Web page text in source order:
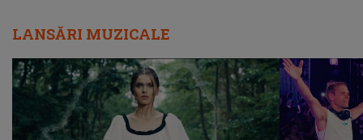
LANSĂRI MUZICALE